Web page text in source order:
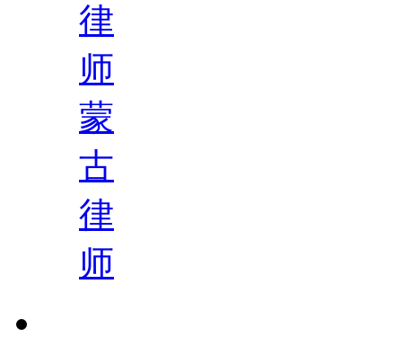
律
师
蒙
古
律
师